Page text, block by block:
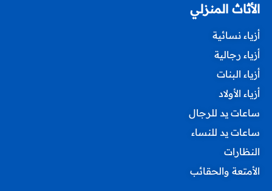
الأثاث المنزلي
أزياء نسائية
أزياء رجالية
أزياء البنات
أزياء الأولاد
ساعات يد للرجال
ساعات يد للنساء
النظارات
الأمتعة والحقائب